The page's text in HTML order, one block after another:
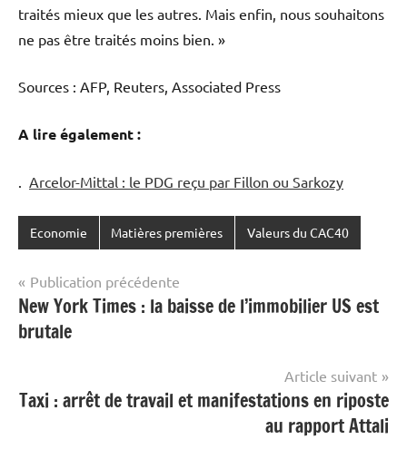
traités mieux que les autres. Mais enfin, nous souhaitons
ne pas être traités moins bien. »
Sources : AFP, Reuters, Associated Press
A lire également :
Arcelor-Mittal : le PDG reçu par Fillon ou Sarkozy
Economie Matières premières Valeurs du CAC40
Navigation
de
l’article
Publication précédente
New York Times : la baisse de l’immobilier US est
brutale
Article suivant
Taxi : arrêt de travail et manifestations en riposte
au rapport Attali